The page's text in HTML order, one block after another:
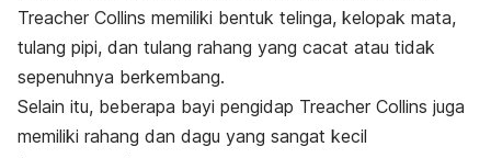
Treacher Collins memiliki bentuk telinga, kelopak mata,
tulang pipi, dan tulang rahang yang cacat atau tidak
sepenuhnya berkembang.
Selain itu, beberapa bayi pengidap Treacher Collins juga
memiliki rahang dan dagu yang sangat kecil